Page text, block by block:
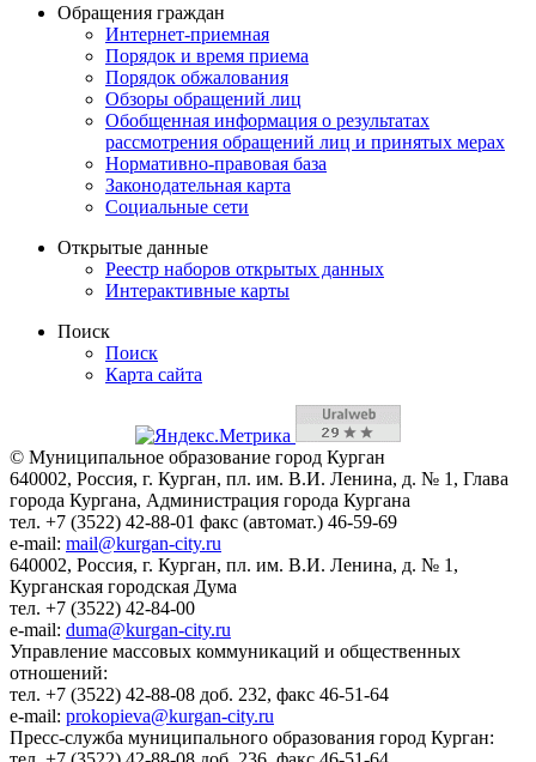
Обращения граждан
Интернет-приемная
Порядок и время приема
Порядок обжалования
Обзоры обращений лиц
Обобщенная информация о результатах
рассмотрения обращений лиц и принятых мерах
Нормативно-правовая база
Законодательная карта
Социальные сети
Открытые данные
Реестр наборов открытых данных
Интерактивные карты
Поиск
Поиск
Карта сайта
© Муниципальное образование город Курган
640002, Россия, г. Курган, пл. им. В.И. Ленина, д. № 1, Глава
города Кургана, Администрация города Кургана
тел. +7 (3522) 42-88-01 факс (автомат.) 46-59-69
e-mail: mail@kurgan-city.ru
640002, Россия, г. Курган, пл. им. В.И. Ленина, д. № 1,
Курганская городская Дума
тел. +7 (3522) 42-84-00
e-mail: duma@kurgan-city.ru
Управление массовых коммуникаций и общественных
отношений:
тел. +7 (3522) 42-88-08 доб. 232, факс 46-51-64
e-mail: prokopieva@kurgan-city.ru
Пресс-служба муниципального образования город Курган: